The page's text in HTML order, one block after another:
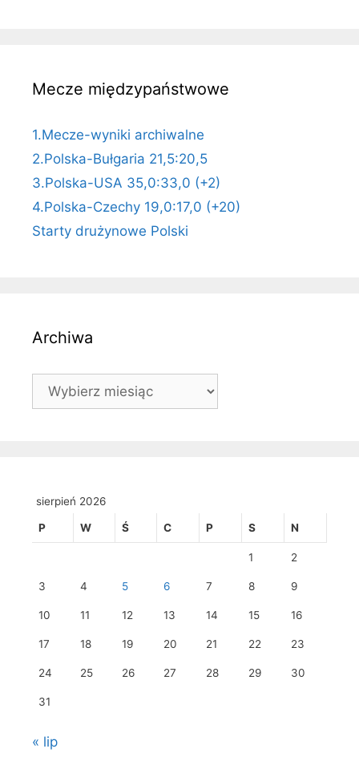
Mecze międzypaństwowe
1.Mecze-wyniki archiwalne
2.Polska-Bułgaria 21,5:20,5
3.Polska-USA 35,0:33,0 (+2)
4.Polska-Czechy 19,0:17,0 (+20)
Starty drużynowe Polski
Archiwa
Archiwa
sierpień 2026
P W Ś C P S N
1 2
3 4 5 6 7 8 9
10 11 12 13 14 15 16
17 18 19 20 21 22 23
24 25 26 27 28 29 30
31
« lip